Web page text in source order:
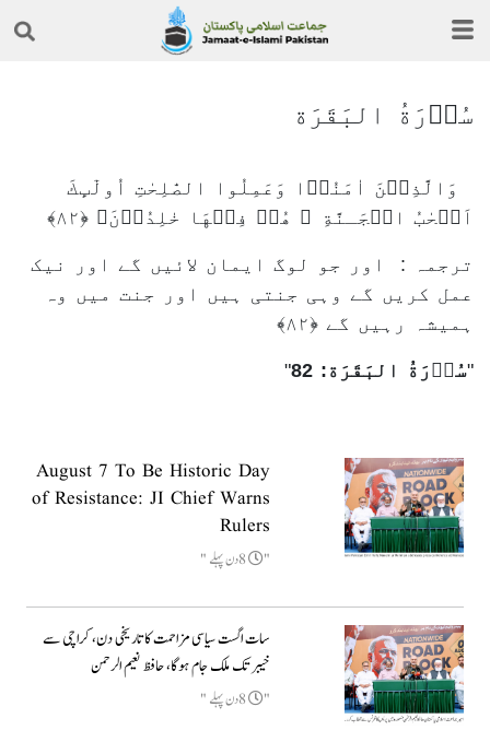
سُوۡرَةُ البَقَرَة
وَالَّذِيۡنَ اٰمَنُوۡا وَعَمِلُوا الصّٰلِحٰتِ اُولٰٓٮِٕكَ
اَصۡحٰبُ الۡجَـنَّةِ ‌‌ۚ هُمۡ فِيۡهَا خٰلِدُوۡنَ‏ ﴿۸۲﴾
ترجمہ : اور جو لوگ ایمان لائیں گے اور نیک
عمل کریں گے وہی جنتی ہیں اور جنت میں وہ
ہمیشہ رہیں گے ﴿۸۲﴾
سُوۡرَةُ البَقَرَة: 82
August 7 To Be Historic Day
of Resistance: JI Chief Warns
Rulers
8دن پہلے
سات اگست سیاسی مزاحمت کا تاریخی دن، کراچی سے
خیبر تک ملک جام ہوگا، حافظ نعیم الرحمن
8دن پہلے